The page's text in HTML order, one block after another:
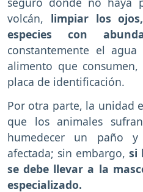
volcán, limpiar los
especies con
constantemente el
alimento que
placa de identificación.
Por otra parte, la unidad
que los animales
humedecer un paño
afectada; sin embargo, si
se debe llevar a la
especializado.